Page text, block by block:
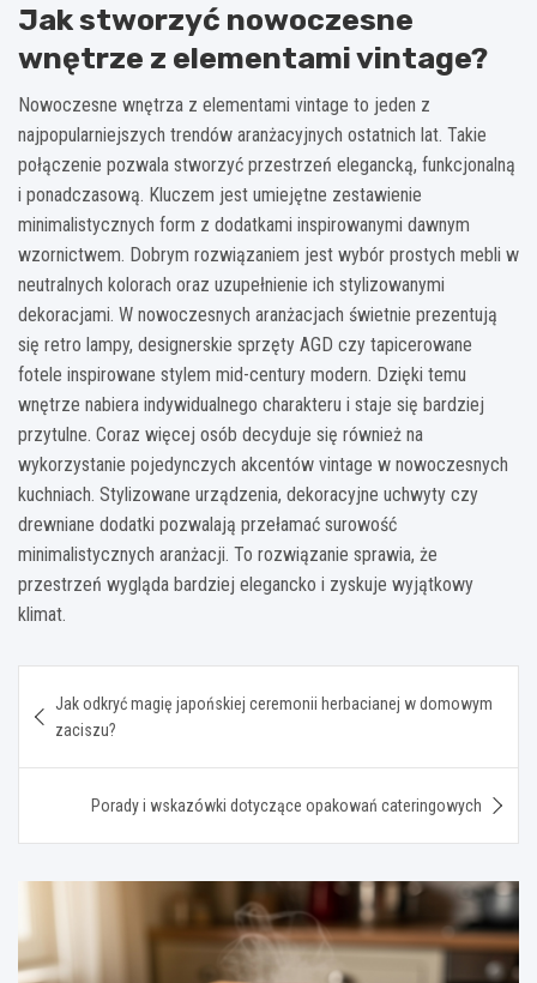
Jak stworzyć nowoczesne
wnętrze z elementami vintage?
Nowoczesne wnętrza z elementami vintage to jeden z
najpopularniejszych trendów aranżacyjnych ostatnich lat. Takie
połączenie pozwala stworzyć przestrzeń elegancką, funkcjonalną
i ponadczasową. Kluczem jest umiejętne zestawienie
minimalistycznych form z dodatkami inspirowanymi dawnym
wzornictwem. Dobrym rozwiązaniem jest wybór prostych mebli w
neutralnych kolorach oraz uzupełnienie ich stylizowanymi
dekoracjami. W nowoczesnych aranżacjach świetnie prezentują
się retro lampy, designerskie sprzęty AGD czy tapicerowane
fotele inspirowane stylem mid-century modern. Dzięki temu
wnętrze nabiera indywidualnego charakteru i staje się bardziej
przytulne. Coraz więcej osób decyduje się również na
wykorzystanie pojedynczych akcentów vintage w nowoczesnych
kuchniach. Stylizowane urządzenia, dekoracyjne uchwyty czy
drewniane dodatki pozwalają przełamać surowość
minimalistycznych aranżacji. To rozwiązanie sprawia, że
przestrzeń wygląda bardziej elegancko i zyskuje wyjątkowy
klimat.
wpisu
Jak odkryć magię japońskiej ceremonii herbacianej w domowym
zaciszu?
Porady i wskazówki dotyczące opakowań cateringowych